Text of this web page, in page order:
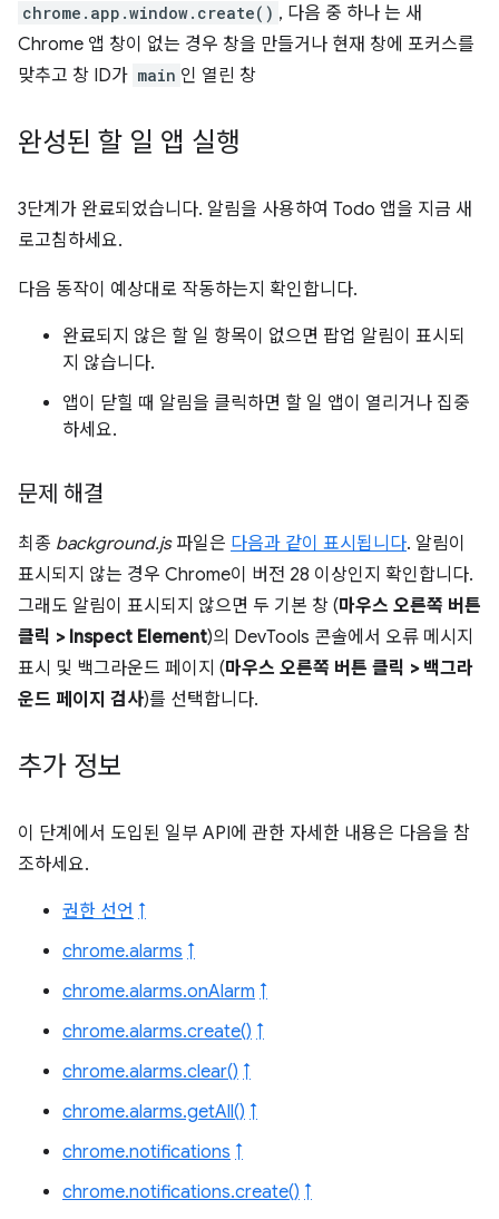
chrome.app.window.create() , 다음 중 하나 는 새
Chrome 앱 창이 없는 경우 창을 만들거나 현재 창에 포커스를
맞추고 창 ID가 main 인 열린 창
완성된 할 일 앱 실행
3단계가 완료되었습니다. 알림을 사용하여 Todo 앱을 지금 새
로고침하세요.
다음 동작이 예상대로 작동하는지 확인합니다.
완료되지 않은 할 일 항목이 없으면 팝업 알림이 표시되
지 않습니다.
앱이 닫힐 때 알림을 클릭하면 할 일 앱이 열리거나 집중
하세요.
문제 해결
최종 background.js파일은 다음과 같이 표시됩니다. 알림이
표시되지 않는 경우 Chrome이 버전 28 이상인지 확인합니다.
그래도 알림이 표시되지 않으면 두 기본 창 (마우스 오른쪽 버튼
클릭 > Inspect Element)의 DevTools 콘솔에서 오류 메시지
표시 및 백그라운드 페이지 (마우스 오른쪽 버튼 클릭 > 백그라
운드 페이지 검사)를 선택합니다.
추가 정보
이 단계에서 도입된 일부 API에 관한 자세한 내용은 다음을 참
조하세요.
권한 선언 ↑
chrome.alarms ↑
chrome.alarms.onAlarm ↑
chrome.alarms.create() ↑
chrome.alarms.clear() ↑
chrome.alarms.getAll() ↑
chrome.notifications ↑
chrome.notifications.create() ↑